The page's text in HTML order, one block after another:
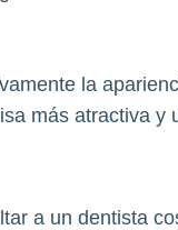
la
más atractiva y
a un dentista